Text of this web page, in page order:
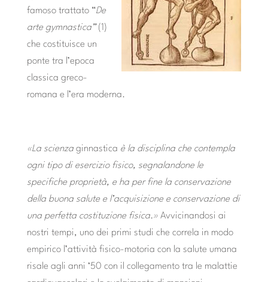
famoso trattato “De
arte gymnastica”(1)
che costituisce un
ponte tra l’epoca
classica greco-
romana e l’era moderna.
«La scienza ginnastica è la disciplina che contempla
ogni tipo di esercizio fisico, segnalandone le
specifiche proprietà, e ha per fine la conservazione
della buona salute e l’acquisizione e conservazione di
una perfetta costituzione fisica.» Avvicinandosi ai
nostri tempi, uno dei primi studi che correla in modo
empirico l’attività fisico-motoria con la salute umana
risale agli anni ‘50 con il collegamento tra le malattie